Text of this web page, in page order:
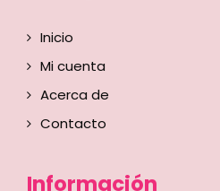
Inicio
Mi cuenta
Acerca de
Contacto
Información